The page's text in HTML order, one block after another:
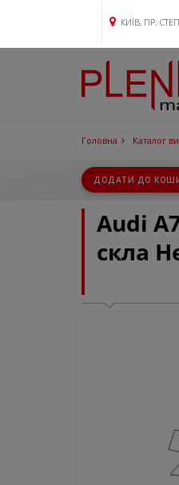
КИЇВ, ПР.
Головна Каталог
ДОДАТИ ДО
Audi
скла